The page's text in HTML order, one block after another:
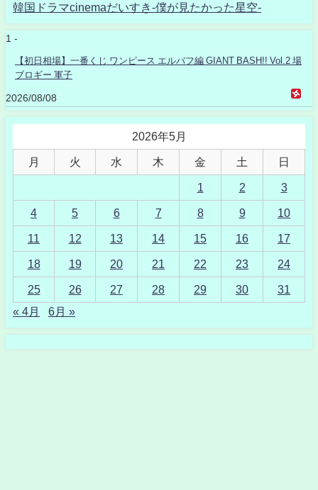
韓国ドラマcinemaだいすき-僕が見たかった星空-
1 -
【初日相場】一番くじ ワンピース エルバフ編 GIANT BASH!! Vol.2 場
ブロギー 軍子
2026/08/08
2026年5月
月 火 水 木 金 土 日
1 2 3
4 5 6 7 8 9 10
11 12 13 14 15 16 17
18 19 20 21 22 23 24
25 26 27 28 29 30
31
« 4月
6月 »